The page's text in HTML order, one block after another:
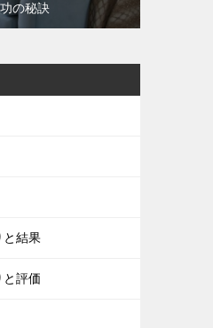
の秘訣
と結果
と評価